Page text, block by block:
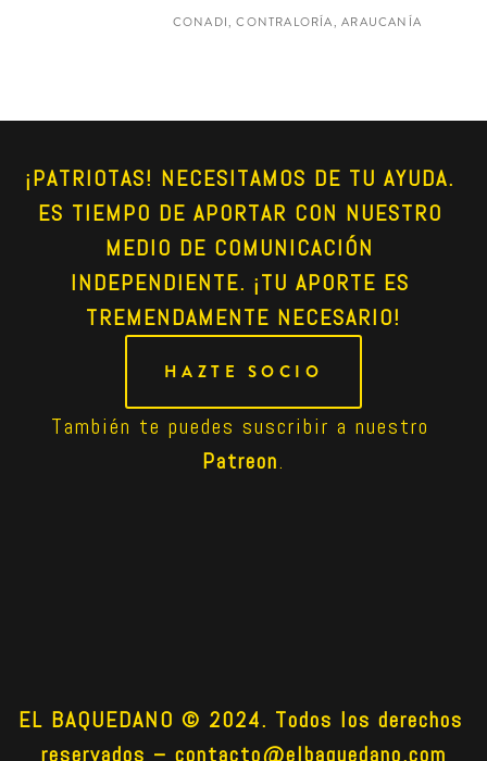
CONADI, CONTRALORÍA, ARAUCANÍA
¡PATRIOTAS! NECESITAMOS DE TU AYUDA.
ES TIEMPO DE APORTAR CON NUESTRO
MEDIO DE COMUNICACIÓN
INDEPENDIENTE. ¡TU APORTE ES
TREMENDAMENTE NECESARIO!
HAZTE SOCIO
Patreon.
EL BAQUEDANO © 2024. Todos los derechos
reservados – contacto@elbaquedano.com